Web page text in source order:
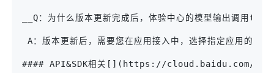
__Q：为什么版本更新完成后，体验中心的模型输
A：版本更新后，需要您在应用接入中，选择指定应用的“
#### API&SDK相关[](https://cloud.baidu.com/doc/